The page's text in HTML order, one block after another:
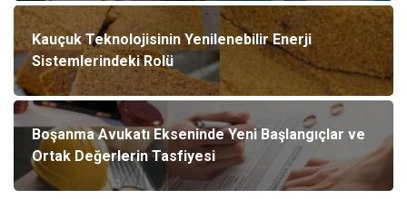
Kauçuk Teknolojisinin Yenilenebilir Enerji
Sistemlerindeki Rolü
Boşanma Avukatı Ekseninde Yeni Başlangıçlar ve
Ortak Değerlerin Tasfiyesi